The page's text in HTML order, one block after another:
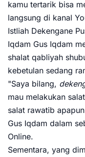
kamu tertarik bisa
langsung di kanal
Istliah Dekengane
Iqdam Gus Iqdam
shalat qabliyah
kebetulan sedang
"Saya bilang,
mau melakukan
salat rawatib
Gus Iqdam dalam
Online.
Sementara, yang